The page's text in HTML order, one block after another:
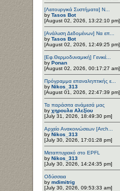
[Λειτουργικά Συστήματα] Ν...
by Tasos Bot
[August 02, 2026, 13:22:10 pm]
[Ανάλυση Δεδομένων] Να επ...
by Tasos Bot
[August 02, 2026, 12:49:25 pm]
[Εφ.Θερμοδυναμική] Γενικέ...
by Ponan
[August 02, 2026, 00:17:27 am]
Πρόγραμμα επαναληπτικής ε...
by Nikos_313
[August 01, 2026, 22:47:39 pm]
Τα παράσιτα ανάμεσά μας
by χηρουλα Αλεξίου
[July 31, 2026, 18:49:30 pm]
Αρχείο Ανακοινώσεων [Arch...
by Nikos_313
[July 30, 2026, 17:01:28 pm]
Μεταπτυχιακό στο EPFL
by Nikos_313
[July 30, 2026, 14:24:35 pm]
Οδύσσεια
by mdimitrig
[July 30, 2026, 09:53:33 am]